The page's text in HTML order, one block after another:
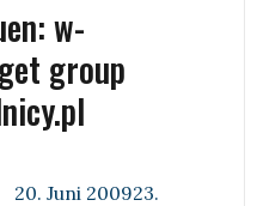
w-
group
20. Juni 200923.